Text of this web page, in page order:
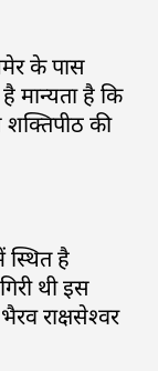
के पास
मान्यता है कि
शक्तिपीठ की
स्थित है
थी इस
राक्षसेश्वर